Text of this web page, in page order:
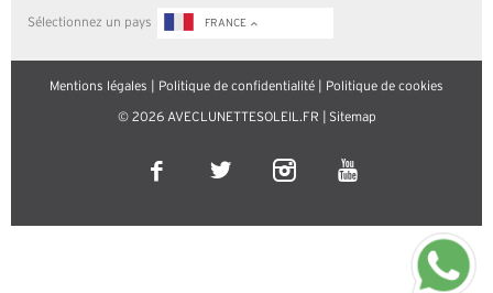
Sélectionnez un pays FRANCE
Mentions légales Politique de confidentialité Politique de cookies
© 2026 AVECLUNETTESOLEIL.FR | Sitemap